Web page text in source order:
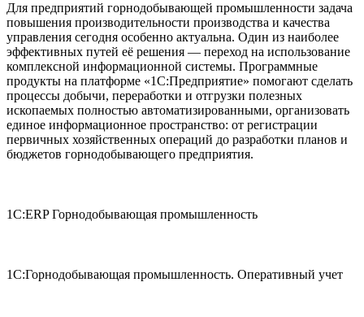
Для предприятий горнодобывающей промышленности задача
повышения производительности производства и качества
управления сегодня особенно актуальна. Один из наиболее
эффективных путей её решения — переход на использование
комплексной информационной системы. Программные
продукты на платформе «1С:Предприятие» помогают сделать
процессы добычи, переработки и отгрузки полезных
ископаемых полностью автоматизированными, организовать
единое информационное пространство: от регистрации
первичных хозяйственных операций до разработки планов и
бюджетов горнодобывающего предприятия.
1С:ERP Горнодобывающая промышленность
1С:Горнодобывающая промышленность. Оперативный учет